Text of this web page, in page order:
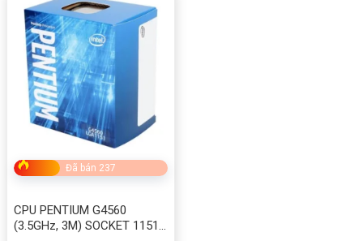
Đã bán 237
CPU PENTIUM G4560
(3.5GHz, 3M) SOCKET 1151